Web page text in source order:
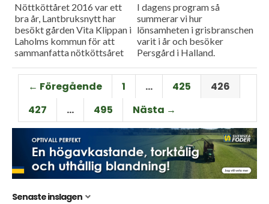
Nöttköttåret 2016 var ett
bra år, Lantbruksnytt har
besökt gården Vita Klippan i
Laholms kommun för att
sammanfatta nötköttsåret
på hur projektet med
biogastraktorer...
I dagens program så
summerar vi hur
lönsamheten i grisbranschen
varit i år och besöker
Persgård i Halland.
Lantmännens
digitaliseringstjänst LM2 är
något försenad.
← Föregående 1 … 425
426
427
… 495 Nästa →
Senaste inslagen